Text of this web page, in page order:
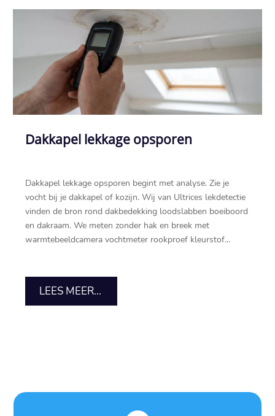
Dakkapel lekkage opsporen
Dakkapel lekkage opsporen begint met analyse.​ Zie je
vocht bij je dakkapel of kozijn.​ Wij van Ultrices lekdetectie
vinden de bron rond dakbedekking loodslabben boeiboord
en dakraam.​ We meten zonder hak en breek met
warmtebeeldcamera vochtmeter rookproef kleurstof...
LEES MEER...